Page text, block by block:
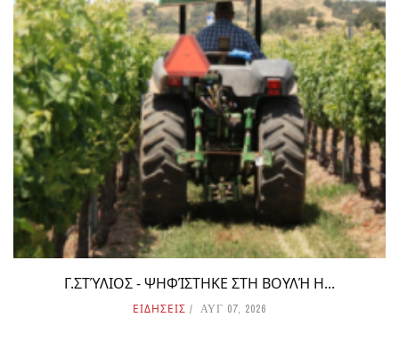
Γ.ΣΤΎΛΙΟΣ - ΨΗΦΊΣΤΗΚΕ ΣΤΗ ΒΟΥΛΉ Η...
ΕΙΔΗΣΕΙΣ ΑΥΓ 07, 2026